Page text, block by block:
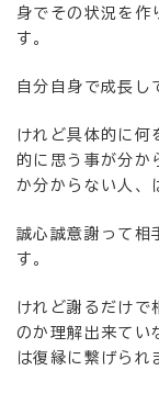
身でその状況を作
す。
自分自身で成長し
けれど具体的に何
的に思う事が分か
か分からない人、
誠心誠意謝って相
す。
けれど謝るだけで
のか理解出来てい
は復縁に繋げられ